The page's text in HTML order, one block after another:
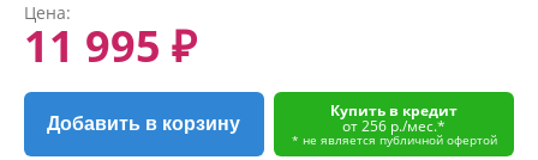
Цена:
11 995 ₽
Добавить в корзину
Купить в кредит
от 256 р./мес.*
* не является публичной офертой